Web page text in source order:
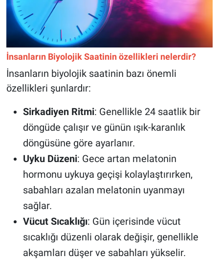
İnsanların Biyolojik Saatinin özellikleri nelerdir?
İnsanların biyolojik saatinin bazı önemli
özellikleri şunlardır:
Sirkadiyen Ritmi: Genellikle 24 saatlik bir
döngüde çalışır ve günün ışık-karanlık
döngüsüne göre ayarlanır.
Uyku Düzeni: Gece artan melatonin
hormonu uykuya geçişi kolaylaştırırken,
sabahları azalan melatonin uyanmayı
sağlar.
Vücut Sıcaklığı: Gün içerisinde vücut
sıcaklığı düzenli olarak değişir, genellikle
akşamları düşer ve sabahları yükselir.